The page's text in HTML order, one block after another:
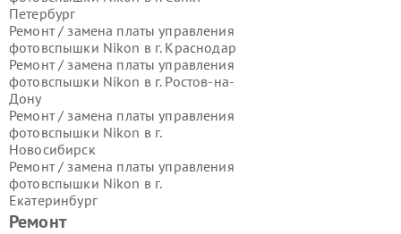
Ремонт
Петербург
Ремонт / замена платы управления
фотовспышки Nikon в г. Краснодар
Ремонт / замена платы управления
фотовспышки Nikon в г. Ростов-на-
Дону
Ремонт / замена платы управления
фотовспышки Nikon в г.
Новосибирск
Ремонт / замена платы управления
фотовспышки Nikon в г.
Екатеринбург
Ремонт / замена платы управления